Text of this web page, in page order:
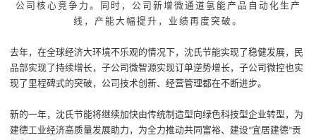
公司核心竞争力。同时，公司新增微通道氢能产品自动化生产
线，产能大幅提升，业绩再度突破。
去年，在全球经济大环境不乐观的情况下，沈氏节能实现了稳健发展，民
品部实现了持续增长，子公司微智源实现订单逆势增长，子公司微控也实
现了里程碑式的突破，公司技术创新、经营管理都在不断进步。
新的一年，沈氏节能将继续加快由传统制造型向绿色科技型企业转型，为
建德工业经济高质量发展助力，为全力推动共同富裕、建设“宜居建德”贡